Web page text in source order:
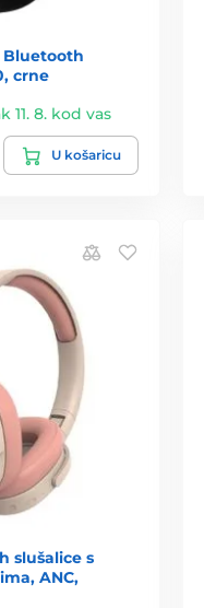
Bluetooth
crne
11. 8. kod vas
U košaricu
slušalice s
ANC,